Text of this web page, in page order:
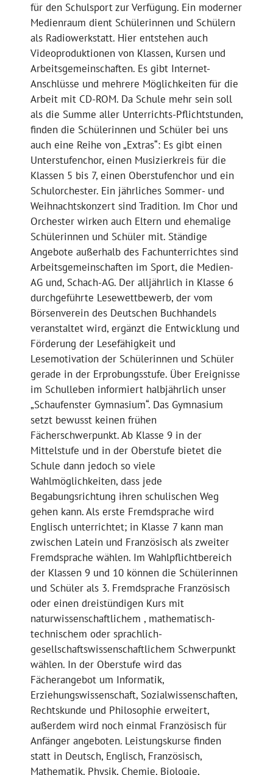
für den Schulsport zur Verfügung. Ein moderner
Medienraum dient Schülerinnen und Schülern
als Radiowerkstatt. Hier entstehen auch
Videoproduktionen von Klassen, Kursen und
Arbeitsgemeinschaften. Es gibt Internet-
Anschlüsse und mehrere Möglichkeiten für die
Arbeit mit CD-ROM. Da Schule mehr sein soll
als die Summe aller Unterrichts-Pflichtstunden,
finden die Schülerinnen und Schüler bei uns
auch eine Reihe von „Extras“: Es gibt einen
Unterstufenchor, einen Musizierkreis für die
Klassen 5 bis 7, einen Oberstufenchor und ein
Schulorchester. Ein jährliches Sommer- und
Weihnachtskonzert sind Tradition. Im Chor und
Orchester wirken auch Eltern und ehemalige
Schülerinnen und Schüler mit. Ständige
Angebote außerhalb des Fachunterrichtes sind
Arbeitsgemeinschaften im Sport, die Medien-
AG und, Schach-AG. Der alljährlich in Klasse 6
durchgeführte Lesewettbewerb, der vom
Börsenverein des Deutschen Buchhandels
veranstaltet wird, ergänzt die Entwicklung und
Förderung der Lesefähigkeit und
Lesemotivation der Schülerinnen und Schüler
gerade in der Erprobungsstufe. Über Ereignisse
im Schulleben informiert halbjährlich unser
„Schaufenster Gymnasium“. Das Gymnasium
setzt bewusst keinen frühen
Fächerschwerpunkt. Ab Klasse 9 in der
Mittelstufe und in der Oberstufe bietet die
Schule dann jedoch so viele
Wahlmöglichkeiten, dass jede
Begabungsrichtung ihren schulischen Weg
gehen kann. Als erste Fremdsprache wird
Englisch unterrichtet; in Klasse 7 kann man
zwischen Latein und Französisch als zweiter
Fremdsprache wählen. Im Wahlpflichtbereich
der Klassen 9 und 10 können die Schülerinnen
und Schüler als 3. Fremdsprache Französisch
oder einen dreistündigen Kurs mit
naturwissenschaftlichem , mathematisch-
technischem oder sprachlich-
gesellschaftswissenschaftlichem Schwerpunkt
wählen. In der Oberstufe wird das
Fächerangebot um Informatik,
Erziehungswissenschaft, Sozialwissenschaften,
Rechtskunde und Philosophie erweitert,
außerdem wird noch einmal Französisch für
Anfänger angeboten. Leistungskurse finden
statt in Deutsch, Englisch, Französisch,
Mathematik, Physik, Chemie, Biologie,